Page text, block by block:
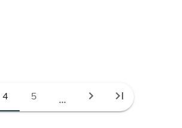
4 5 ... chevron_right last_page